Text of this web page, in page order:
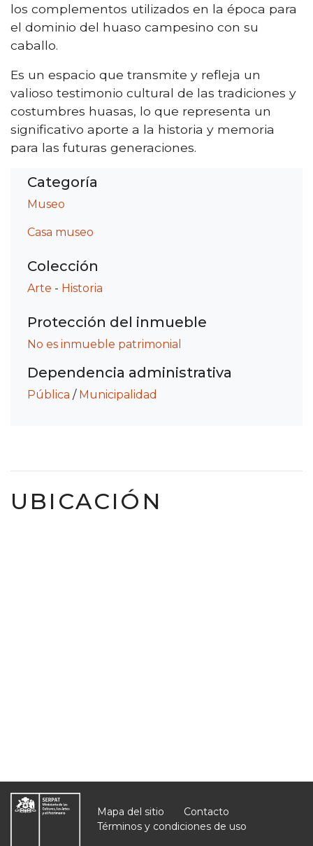
los complementos utilizados en la época para
el dominio del huaso campesino con su
caballo.
Es un espacio que transmite y refleja un
valioso testimonio cultural de las tradiciones y
costumbres huasas, lo que representa un
significativo aporte a la historia y memoria
para las futuras generaciones.
Categoría
Museo
Casa museo
Colección
Arte - Historia
Protección del inmueble
No es inmueble patrimonial
Dependencia administrativa
Pública / Municipalidad
UBICACIÓN
Mapa del sitio
Contacto
Términos y condiciones de uso